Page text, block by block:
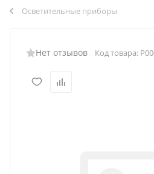
Осветительные приборы
Нет отзывов Код товара: